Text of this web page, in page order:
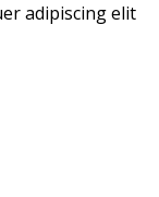
adipiscing elit